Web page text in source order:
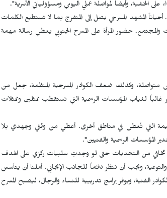
على الخشبة، وأيضاً لمواصلة عملي اليومي ومسؤولياتي الأسرية".
المشهد المسرحي يصل إلى المتفرج بما لا تستطيع الكلمات
والمجتمع. حضور المرأة على المسرح الجنوبي يعطي رسالة مهمة
متواصلة، وكذلك ضعف الكوادر المسرحية المنظمة، جعل من
غالباً لغياب المؤسسات الرسمية التي تستقطب ممثلين وممثلات
القيمة التي تُعطى في مناطق أخرى. أعطي من وقتي وجهدي بلا
المؤسسات الرسمية والفنيين".
من التحديات حتى لو وجدتِ سلبيات ركزي على الهدف
ويجب أن ننظر دائماً للجانب الإيجابي. أملنا أن يتأسس
ويوفر برامج تدريبية للنساء والرجال، ليصبح المسرح